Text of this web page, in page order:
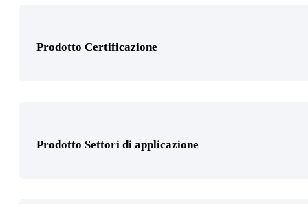
Prodotto Certificazione
Prodotto Settori di applicazione